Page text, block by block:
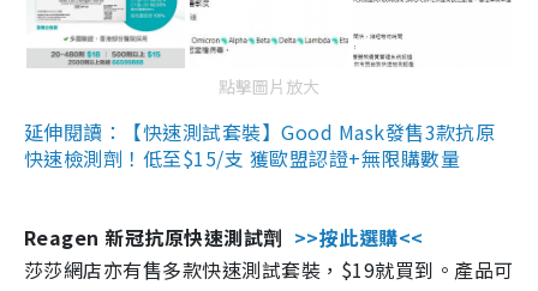
點擊圖片放大
延伸閱讀：【快速測試套裝】Good Mask發售3款抗原
快速檢測劑！低至$15/支 獲歐盟認證+無限購數量
Reagen 新冠抗原快速測試劑 >>按此選購<<
莎莎網店亦有售多款快速測試套裝，$19就買到。產品可